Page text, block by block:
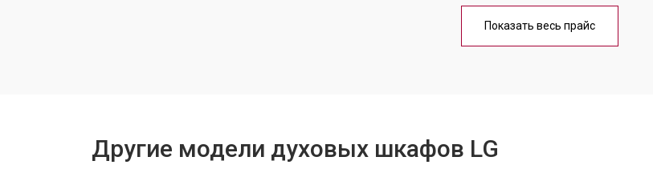
от 90 мин
Показать весь прайс
Другие модели духовых шкафов LG